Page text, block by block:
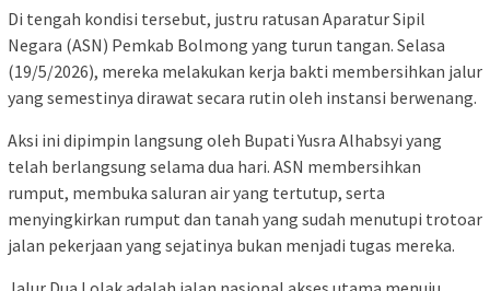
Di tengah kondisi tersebut, justru ratusan Aparatur Sipil
Negara (ASN) Pemkab Bolmong yang turun tangan. Selasa
(19/5/2026), mereka melakukan kerja bakti membersihkan jalur
yang semestinya dirawat secara rutin oleh instansi berwenang.
Aksi ini dipimpin langsung oleh BupatiYusra Alhabsyi yang
telah berlangsung selama dua hari. ASN membersihkan
rumput, membuka saluran air yang tertutup, serta
menyingkirkan rumput dan tanah yang sudah menutupi trotoar
jalan pekerjaan yang sejatinya bukan menjadi tugas mereka.